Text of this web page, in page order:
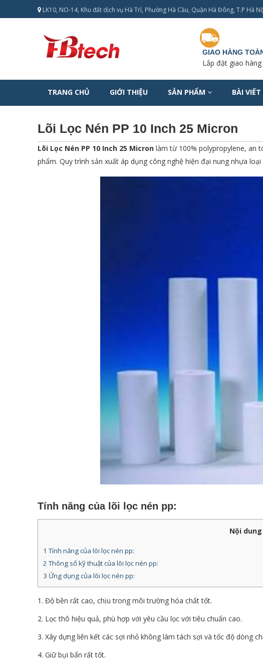
LK10, NO-14, Khu đất dịch vụ Hà Trì, Phường Hà Cầu, Quận Hà Đông, T.P Hà
GIAO HÀNG
Lắp đặt giao
TRANG CHỦ GIỚI THIỆU SẢN PHẨM BÀI
Lõi Lọc Nén PP 10 Inch 25 Micron
Lõi Lọc Nén PP 10 Inch 25 Micronlàm từ 100% polypropylene, an
phẩm. Quy trình sản xuất áp dụng công nghệ hiện đại nung nhựa
Tính năng của lõi lọc nén pp:
Nội
1 Tính năng của lõi lọc nén pp:
2Thông số kỹ thuật của lõi lọc nén pp:
3 Ứng dụng của lõi lọc nén pp:
1. Độ bền rất cao, chịu trong môi trường hóa chất tốt.
2. Lọc thô hiệu quả, phù hợp với yêu cầu lọc với tiêu chuẩn cao.
3. Xây dựng liên kết các sợi nhỏ không làm tách sợi và tốc độ dòng
4. Giữ bụi bẩn rất tốt.